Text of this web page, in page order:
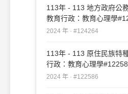
113年 - 113 地方政府公
教育行政：教育心理學
2024 年 · #124264
113年 - 113 原住民族特
行政：教育心理學
2024 年 · #122586